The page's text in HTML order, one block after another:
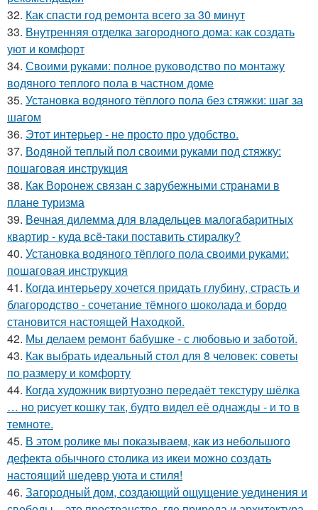
32. Как спасти год ремонта всего за 30 минут
33. Внутренняя отделка загородного дома: как создать
уют и комфорт
34. Своими руками: полное руководство по монтажу
водяного теплого пола в частном доме
35. Установка водяного тёплого пола без стяжки: шаг за
шагом
36. Этот интерьер - не просто про удобство.
37. Водяной теплый пол своими руками под стяжку:
пошаговая инструкция
38. Как Воронеж связан с зарубежными странами в
плане туризма
39. Вечная дилемма для владельцев малогабаритных
квартир - куда всё-таки поставить стиралку?
40. Установка водяного тёплого пола своими руками:
пошаговая инструкция
41. Когда интерьеру хочется придать глубину, страсть и
благородство - сочетание тёмного шоколада и бордо
становится настоящей Находкой.
42. Мы делаем ремонт бабушке - с любовью и заботой.
43. Как выбрать идеальный стол для 8 человек: советы
по размеру и комфорту
44. Когда художник виртуозно передаёт текстуру шёлка
… но рисует кошку так, будто видел её однажды - и то в
темноте.
45. В этом ролике мы показываем, как из небольшого
дефекта обычного столика из икеи можно создать
настоящий шедевр уюта и стиля!
46. Загородный дом, создающий ощущение уединения и